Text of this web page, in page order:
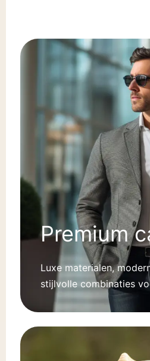
Premium
Luxe materialen,
stijlvolle combinaties